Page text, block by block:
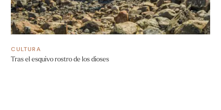
CULTURA
Tras el esquivo rostro de los dioses